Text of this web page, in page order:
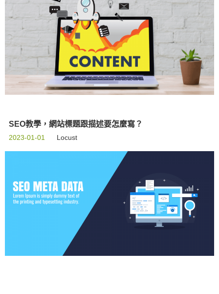
SEO教學，網站標題跟描述要怎麼寫？
2023-01-01 Locust